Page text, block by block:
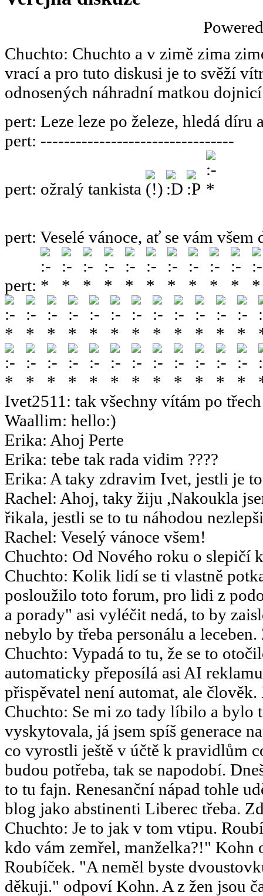
Chuchto: Chuchto a v zimě zima
vrací a pro tuto diskusi je to svěží
odnosených náhradní matkou
pert: Leze leze po železe, hledá díru
pert: ---------------------------------
pert: ožralý tankista
pert: Veselé vánoce, ať se vám všem
pert:
Ivet2511 : tak všechny vítám po
Waallim: hello:)
Erika: Ahoj Perte
Erika: tebe tak rada vidim ????
Erika: A taky zdravim Ivet, jestli je
Rachel: Ahoj, taky žiju ,Nakoukla
řikala, jestli se to tu náhodou
Rachel: Veselý vánoce všem!
Chuchto: Od Nového roku o slepičí
Chuchto: Kolik lidí se ti vlastně
posloužilo toto forum, pro lidi z
a porady" asi vyléčit nedá, to by
nebylo by třeba personálu a
Chuchto: Vypadá to tu, že se to
automaticky přeposílá asi AI
přispěvatel není automat, ale
Chuchto: Se mi zo tady líbilo a bylo
vyskytovala, já jsem spíš generace
co vyrostli ještě v účtě k pravidlům
budou potřeba, tak se napodobí.
to tu fajn. Renesanční nápad tohle
blog jako abstinenti Liberec třeba.
Chuchto: Je to jak v tom vtipu.
kdo vám zemřel, manželka?!"
Roubíček. "A neměl byste
děkuji." odpoví Kohn. A z žen jsou